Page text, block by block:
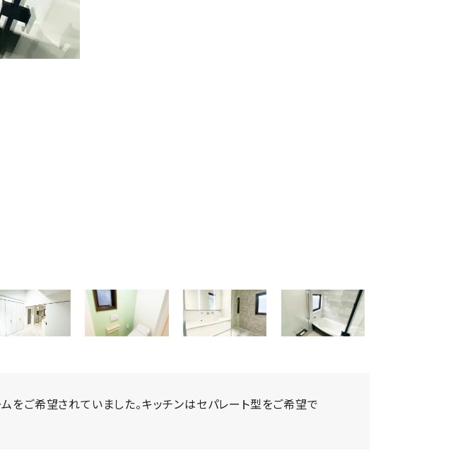
ご希望されていました。キッチンはセパレート型をご希望で